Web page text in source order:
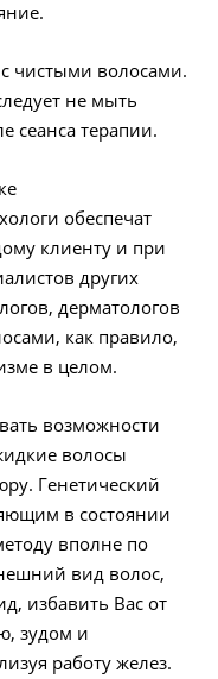
чистыми волосами.
не мыть
сеанса терапии.
обеспечат
клиенту и при
других
дерматологов
как правило,
в целом.
возможности
волосы
Генетический
в состоянии
вполне по
вид волос,
избавить Вас от
зудом и
работу желез.